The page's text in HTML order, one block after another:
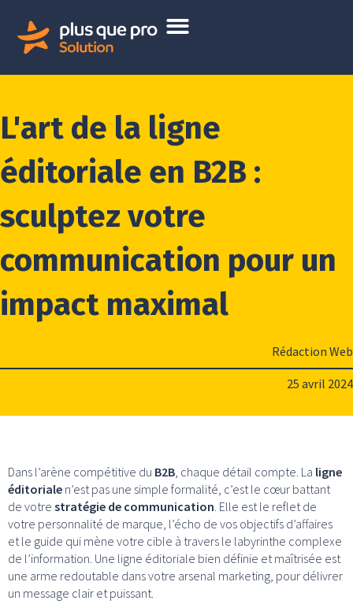
L'art de la ligne
éditoriale en B2B :
sculptez votre
communication pour un
impact maximal
Rédaction Web
25 avril 2024
Dans l’arène compétitive du B2B , chaque détail compte. La ligne
éditoriale n’est pas une simple formalité, c’est le cœur battant
de votre stratégie de communication . Elle est le reflet de
votre personnalité de marque, l’écho de vos objectifs d’affaires
et le guide qui mène votre cible à travers le labyrinthe complexe
de l’information. Une ligne éditoriale bien définie et maîtrisée est
une arme redoutable dans votre arsenal marketing, pour délivrer
un message clair et puissant.